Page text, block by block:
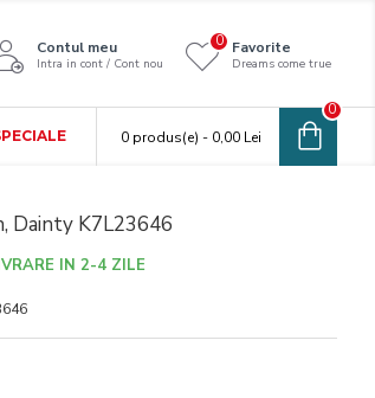
Contul meu
Intra in cont / Cont nou
Favorite
Dreams come true
0
0 produs(e) - 0,00 Lei
0
Dainty K7L23646
IN 2-4 ZILE